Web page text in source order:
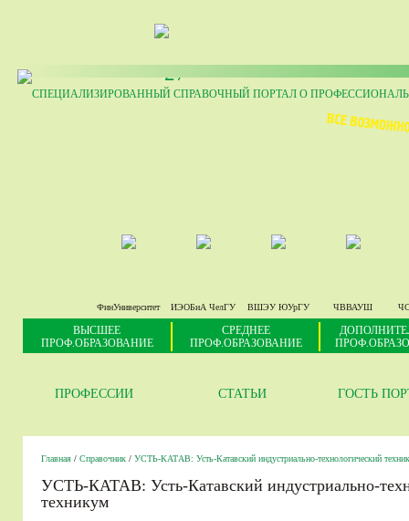
27
СПЕЦИАЛИЗИРОВАННЫЙ СПРАВОЧНЫЙ ПОРТАЛ О
ФинУниверситет ИЭОБиА ЧелГУ ВШЭУ ЮУрГУ ЧВВАУШ
ВЫСШЕЕ
ПРОФ.ОБРАЗОВАНИЕ
СРЕДНЕЕ
ПРОФ.ОБРАЗОВАНИЕ
ПРОФЕССИИ СТАТЬИ ГОСТЬ
Главная / Справочник / УСТЬ-КАТАВ: Усть-Катавский индустриально-технологический
УСТЬ-КАТАВ: Усть-Катавский индустриально-
техникум